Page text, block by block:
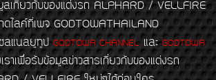
เกี่ยวกับของแต่งรถ ALPHARD / VELLFIRE
ดไลค์ที่เพจ GODTOWATHAILAND
ลแนลยูทูป GODTOWA CHANNELและGODTOWA
ราเพื่อรับข้อมูลข่าวสารเกี่ยวกับของแต่งรถ